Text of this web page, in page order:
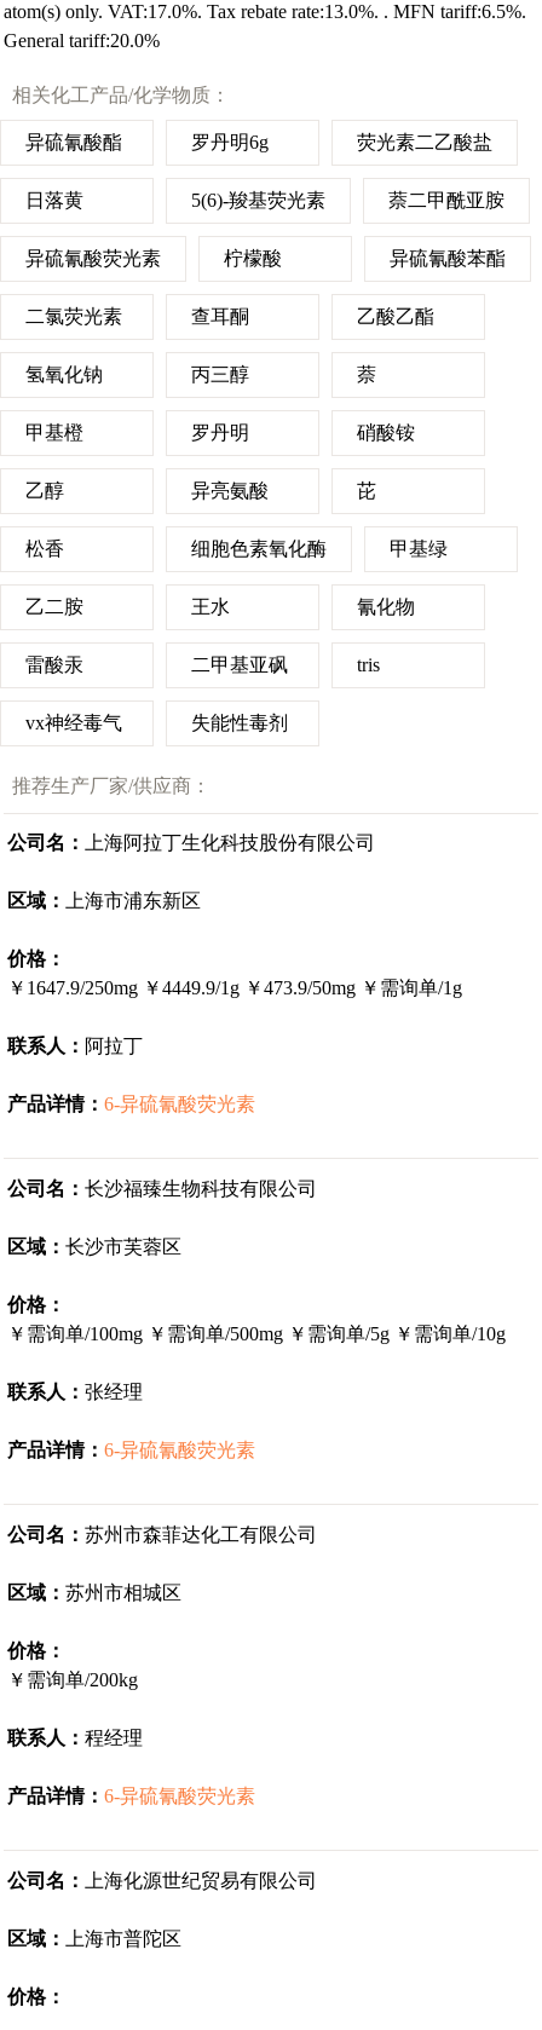
atom(s) only. VAT:17.0%. Tax rebate rate:13.0%. . MFN tariff:6.5%.
General tariff:20.0%
相关化工产品/化学物质：
异硫氰酸酯 罗丹明6g 荧光素二乙酸盐
日落黄 5(6)-羧基荧光素 萘二甲酰亚胺
异硫氰酸荧光素 柠檬酸 异硫氰酸苯酯
二氯荧光素 查耳酮 乙酸乙酯
氢氧化钠 丙三醇 萘
甲基橙 罗丹明 硝酸铵
乙醇 异亮氨酸 芘
松香 细胞色素氧化酶 甲基绿
乙二胺 王水 氰化物
雷酸汞 二甲基亚砜 tris
vx神经毒气 失能性毒剂
推荐生产厂家/供应商：
公司名： 上海阿拉丁生化科技股份有限公司
区域： 上海市浦东新区
价格：
￥1647.9/250mg ￥4449.9/1g ￥473.9/50mg ￥需询单/1g
联系人： 阿拉丁
产品详情： 6-异硫氰酸荧光素
公司名： 长沙福臻生物科技有限公司
区域： 长沙市芙蓉区
价格：
￥需询单/100mg ￥需询单/500mg ￥需询单/5g ￥需询单/10g
联系人： 张经理
产品详情： 6-异硫氰酸荧光素
公司名： 苏州市森菲达化工有限公司
区域： 苏州市相城区
价格：
￥需询单/200kg
联系人： 程经理
产品详情： 6-异硫氰酸荧光素
公司名： 上海化源世纪贸易有限公司
区域： 上海市普陀区
价格：